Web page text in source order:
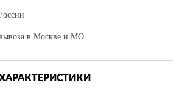
в Москве и МО